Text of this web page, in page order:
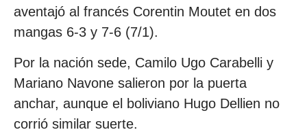
aventajó al francés Corentin Moutet en dos
mangas 6-3 y 7-6 (7/1).
Por la nación sede, Camilo Ugo Carabelli y
Mariano Navone salieron por la puerta
anchar, aunque el boliviano Hugo Dellien no
corrió similar suerte.